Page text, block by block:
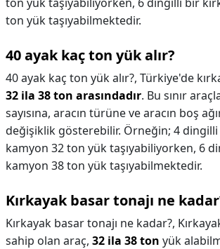
ton yük taşıyabilmektedir.
40 ayak kaç ton yük alır?
40 ayak kaç ton yük alır?, Türkiye'de
32 ila 38 ton arasındadır. Bu sınır
sayısına, aracın türüne ve aracın boş
değişiklik gösterebilir. Örneğin; 4 dingilli
kamyon 32 ton yük taşıyabiliyorken, 6
kamyon 38 ton yük taşıyabilmektedir.
Kırkayak basar tonajı ne
Kırkayak basar tonajı ne kadar?,
sahip olan araç, 32 ila 38 ton yük